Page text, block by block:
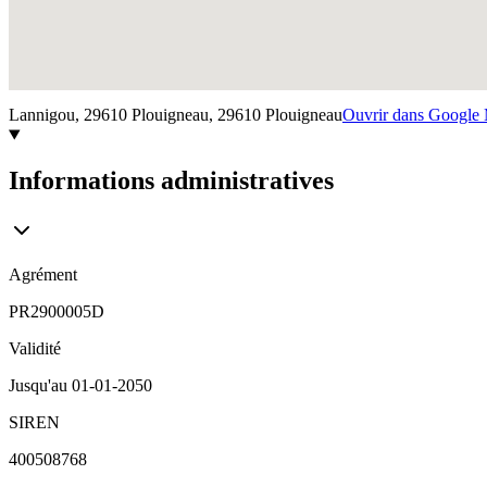
Lannigou, 29610 Plouigneau, 29610 PlouigneauOuvrir dans Google
Informations administratives
Agrément
PR2900005D
Validité
Jusqu'au 01-01-2050
SIREN
400508768